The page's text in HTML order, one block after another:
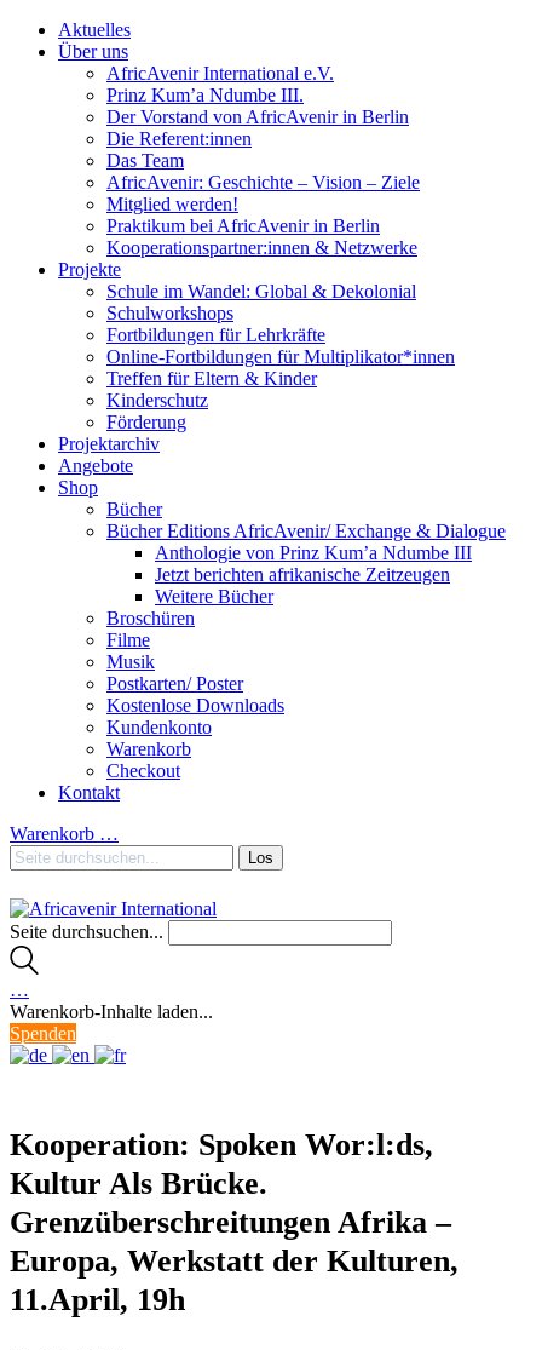
Aktuelles
Über uns
AfricAvenir International e.V.
Prinz Kum’a Ndumbe III.
Der Vorstand von AfricAvenir in Berlin
Die Referent:innen
Das Team
AfricAvenir: Geschichte – Vision – Ziele
Mitglied werden!
Praktikum bei AfricAvenir in Berlin
Kooperationspartner:innen & Netzwerke
Projekte
Schule im Wandel: Global & Dekolonial
Schulworkshops
Fortbildungen für Lehrkräfte
Online-Fortbildungen für Multiplikator*innen
Treffen für Eltern & Kinder
Kinderschutz
Förderung
Projektarchiv
Angebote
Shop
Bücher
Bücher Editions AfricAvenir/ Exchange & Dialogue
Anthologie von Prinz Kum’a Ndumbe III
Jetzt berichten afrikanische Zeitzeugen
Weitere Bücher
Broschüren
Filme
Musik
Postkarten/ Poster
Kostenlose Downloads
Kundenkonto
Warenkorb
Checkout
Kontakt
Warenkorb …
Seite durchsuchen...
…
Warenkorb-Inhalte laden...
Spenden
Kooperation: Spoken Wor:l:ds,
Kultur Als Brücke.
Grenzüberschreitungen Afrika –
Europa, Werkstatt der Kulturen,
11.April, 19h